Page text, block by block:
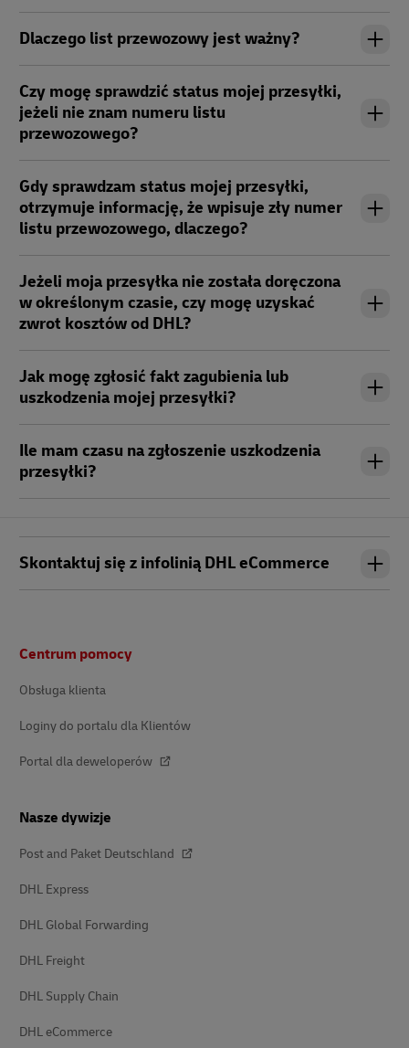
Dlaczego list przewozowy jest ważny?
Czy mogę sprawdzić status mojej przesyłki,
jeżeli nie znam numeru listu
przewozowego?
Gdy sprawdzam status mojej przesyłki,
otrzymuje informację, że wpisuje zły numer
listu przewozowego, dlaczego?
Jeżeli moja przesyłka nie została doręczona
w określonym czasie, czy mogę uzyskać
zwrot kosztów od DHL?
Jak mogę zgłosić fakt zagubienia lub
uszkodzenia mojej przesyłki?
Ile mam czasu na zgłoszenie uszkodzenia
przesyłki?
Skontaktuj się z infolinią DHL eCommerce
Centrum pomocy
Obsługa klienta
Loginy do portalu dla Klientów
Portal dla deweloperów
Nasze dywizje
Post and Paket Deutschland
DHL Express
DHL Global Forwarding
DHL Freight
DHL Supply Chain
DHL eCommerce